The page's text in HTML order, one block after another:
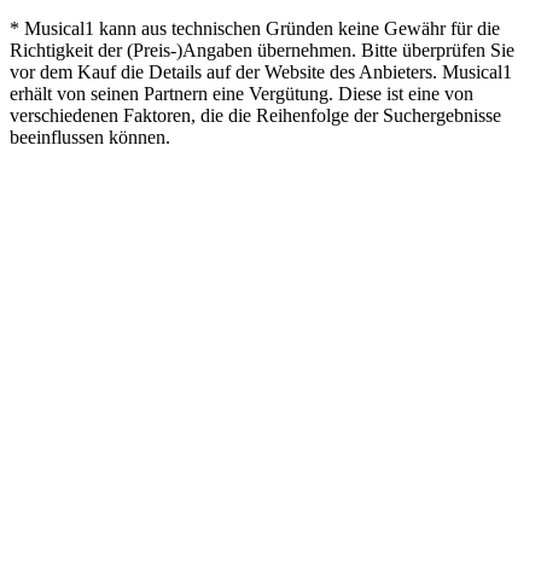
* Musical1 kann aus technischen Gründen keine Gewähr für die
Richtigkeit der (Preis-)Angaben übernehmen. Bitte überprüfen Sie
vor dem Kauf die Details auf der Website des Anbieters. Musical1
erhält von seinen Partnern eine Vergütung. Diese ist eine von
verschiedenen Faktoren, die die Reihenfolge der Suchergebnisse
beeinflussen können.